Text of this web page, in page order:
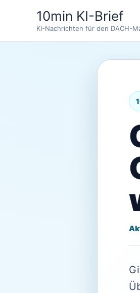
10min KI-Brief
KI-Nachrichten für den DACH-